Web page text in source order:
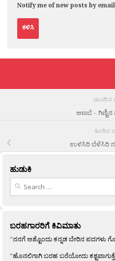
Notify me of new posts by
ಮುಂದಿನ
ಅಣಬೆ –
ಹಿಂದಿನ
ಉಳಿಸಿರಿ ಬೆಳೆಸಿರಿ
ಹುಡುಕಿ
Search
ಬರಹಗಾರರಿಗೆ ಕಿವಿಮಾತು
“ನನಗೆ ಅಶ್ಟೊಂದು ಕನ್ನಡ ಬೇರಿನ ಪದಗಳು
“ಹೊನಲಿಗಾಗಿ ಬರಹ ಬರೆಯೋದು